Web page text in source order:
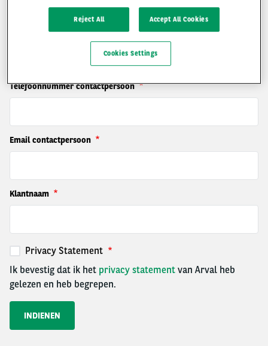
Naam contactpersoon
Telefoonnummer contactpersoon
Email contactpersoon
Klantnaam
Privacy Statement
Ik bevestig dat ik het privacy statement van Arval heb
gelezen en heb begrepen.
Reject All Accept All Cookies
Cookies Settings